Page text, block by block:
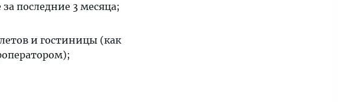
последние 3 месяца;
и гостиницы (как